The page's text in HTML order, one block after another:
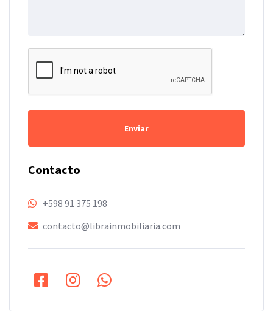
Enviar
Contacto
+598 91 375 198
contacto@librainmobiliaria.com